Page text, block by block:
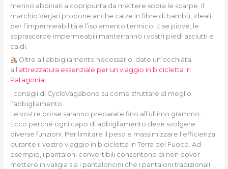
merino abbinati a copripunta da mettere sopra le scarpe. Il
marchio Verjari propone anche calze in fibre di bambù, ideali
per l’impermeabilità e l’isolamento termico. E se piove, le
soprascarpe impermeabili manterranno i vostri piedi asciutti e
caldi.
Oltre all’abbigliamento necessario, date un’occhiata
all’attrezzatura essenziale per un viaggio in bicicletta in
Patagonia.
I consigli di CycloVagabond su come sfruttare al meglio
l’abbigliamento
Le vostre borse saranno preparate fino all’ultimo grammo.
Ecco perché ogni capo di abbigliamento deve svolgere
diverse funzioni. Per limitare il peso e massimizzare l’efficienza
durante il vostro viaggio in bicicletta in Terra del Fuoco. Ad
esempio, i pantaloni convertibili consentono di non dover
mettere in valigia sia i pantaloncini che i pantaloni tradizionali.